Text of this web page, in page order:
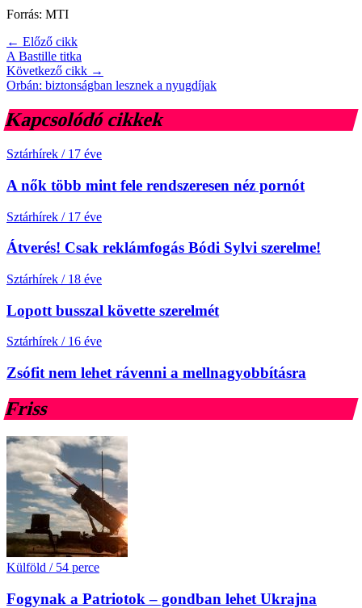
Forrás: MTI
← Előző cikk
A Bastille titka
Következő cikk →
Orbán: biztonságban lesznek a nyugdíjak
Kapcsolódó cikkek
Sztárhírek / 17 éve
A nők több mint fele rendszeresen néz pornót
Sztárhírek / 17 éve
Átverés! Csak reklámfogás Bódi Sylvi szerelme!
Sztárhírek / 18 éve
Lopott busszal követte szerelmét
Sztárhírek / 16 éve
Zsófit nem lehet rávenni a mellnagyobbításra
Friss
Külföld / 54 perce
Fogynak a Patriotok – gondban lehet Ukrajna